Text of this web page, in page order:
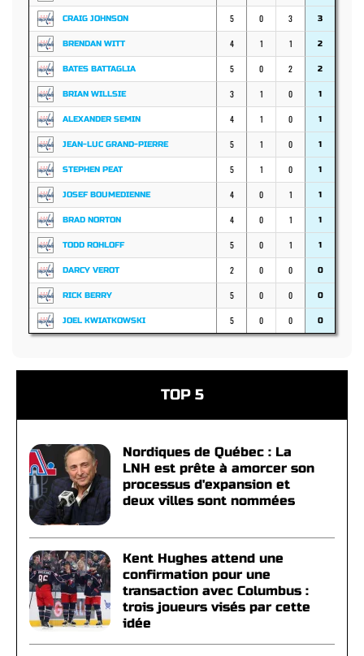
CRAIG JOHNSON 5 0 3 3
BRENDAN WITT 4 1 1 2
BATES BATTAGLIA 5 0 2 2
BRIAN WILLSIE 3 1 0 1
ALEXANDER SEMIN 4 1 0 1
JEAN-LUC GRAND-PIERRE 5 1 0 1
STEPHEN PEAT 5 1 0 1
JOSEF BOUMEDIENNE 4 0 1 1
BRAD NORTON 4 0 1 1
TODD ROHLOFF 5 0 1 1
DARCY VEROT 2 0 0 0
RICK BERRY 5 0 0 0
JOEL KWIATKOWSKI 5 0 0 0
TOP 5
Nordiques de Québec : La
LNH est prête à amorcer son
processus d'expansion et
deux villes sont nommées
Kent Hughes attend une
confirmation pour une
transaction avec Columbus :
trois joueurs visés par cette
idée